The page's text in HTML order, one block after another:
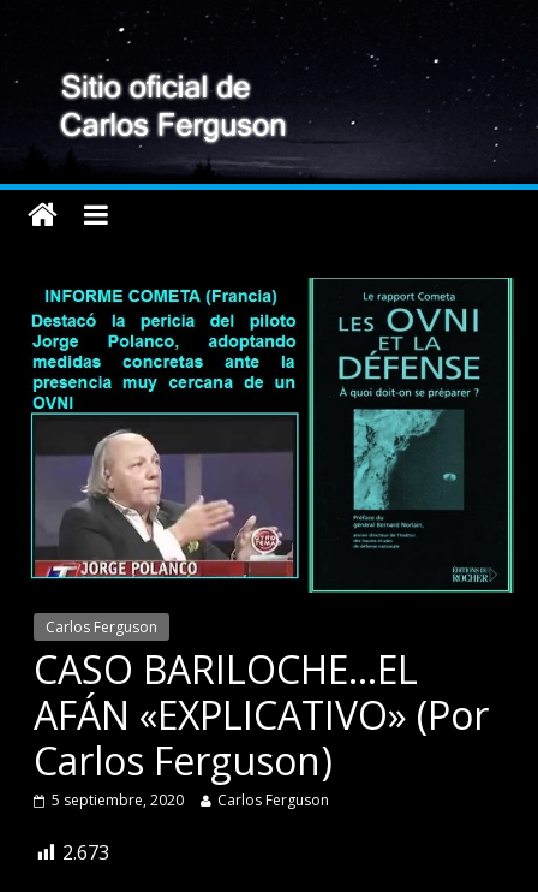
Carlos Ferguson
CASO BARILOCHE…EL
AFÁN «EXPLICATIVO» (Por
Carlos Ferguson)
5 septiembre, 2020 Carlos Ferguson
2.673